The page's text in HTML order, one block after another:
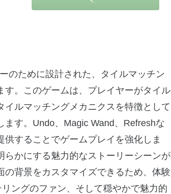
のために設計された、タイルマッチン
。このゲームは、プレイヤーがタイル
ルマッチングメカニクスを特徴として
す。Undo、Magic Wand、Refreshな
することでゲームプレイを強化しま
かにする魅力的なストーリーシーンが
背景をカスタマイズできるため、体験
ングのファン、そして穏やかで魅力的